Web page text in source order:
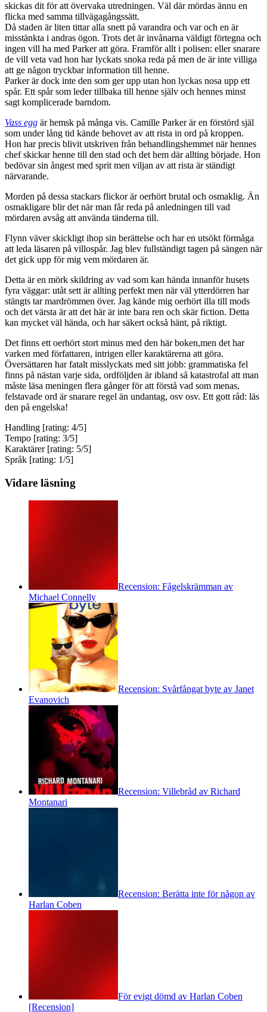
skickas dit för att övervaka utredningen. Väl där mördas ännu en
flicka med samma tillvägagångssätt.
Då staden är liten tittar alla snett på varandra och var och en är
misstänkta i andras ögon. Trots det är invånarna väldigt förtegna och
ingen vill ha med Parker att göra. Framför allt i polisen: eller snarare
de vill veta vad hon har lyckats snoka reda på men de är inte villiga
att ge någon tryckbar information till henne.
Parker är dock inte den som ger upp utan hon lyckas nosa upp ett
spår. Ett spår som leder tillbaka till henne själv och hennes minst
sagt komplicerade barndom.
Vass egg är hemsk på många vis. Camille Parker är en förstörd själ
som under lång tid kände behovet av att rista in ord på kroppen.
Hon har precis blivit utskriven från behandlingshemmet när hennes
chef skickar henne till den stad och det hem där allting började. Hon
bedövar sin ångest med sprit men viljan av att rista är ständigt
närvarande.
Morden på dessa stackars flickor är oerhört brutal och osmaklig. Än
osmakligare blir det när man får reda på anledningen till vad
mördaren avsåg att använda tänderna till.
Flynn väver skickligt ihop sin berättelse och har en utsökt förmåga
att leda läsaren på villospår. Jag blev fullständigt tagen på sängen när
det gick upp för mig vem mördaren är.
Detta är en mörk skildring av vad som kan hända innanför husets
fyra väggar: utåt sett är allting perfekt men när väl ytterdörren har
stängts tar mardrömmen över. Jag kände mig oerhört illa till mods
och det värsta är att det här är inte bara ren och skär fiction. Detta
kan mycket väl hända, och har säkert också hänt, på riktigt.
Det finns ett oerhört stort minus med den här boken,men det har
varken med författaren, intrigen eller karaktärerna att göra.
Översättaren har fatalt misslyckats med sitt jobb: grammatiska fel
finns på nästan varje sida, ordföljden är ibland så katastrofal att man
måste läsa meningen flera gånger för att förstå vad som menas,
felstavade ord är snarare regel än undantag, osv osv. Ett gott råd: läs
den på engelska!
Handling [rating: 4/5]
Tempo [rating: 3/5]
Karaktärer [rating: 5/5]
Språk [rating: 1/5]
Vidare läsning
Recension: Fågelskrämman av
Michael Connelly
Recension: Svårfångat byte av Janet
Evanovich
Recension: Villebråd av Richard
Montanari
Recension: Berätta inte för någon av
Harlan Coben
För evigt dömd av Harlan Coben
[Recension]